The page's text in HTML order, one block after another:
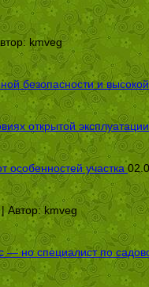
kmveg
безопасности и
открытой эксплуатации
особенностей участка
Автор:kmveg
специалист по